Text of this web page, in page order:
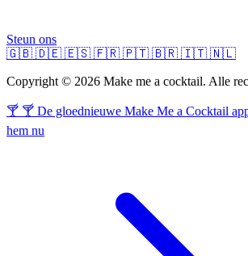
Steun ons
🇬🇧 🇩🇪 🇪🇸 🇫🇷 🇵🇹 🇧🇷 🇮🇹 🇳🇱
Copyright © 2026 Make me a cocktail. Alle
🍸 🍸 De gloednieuwe Make Me a Cocktail
hem nu